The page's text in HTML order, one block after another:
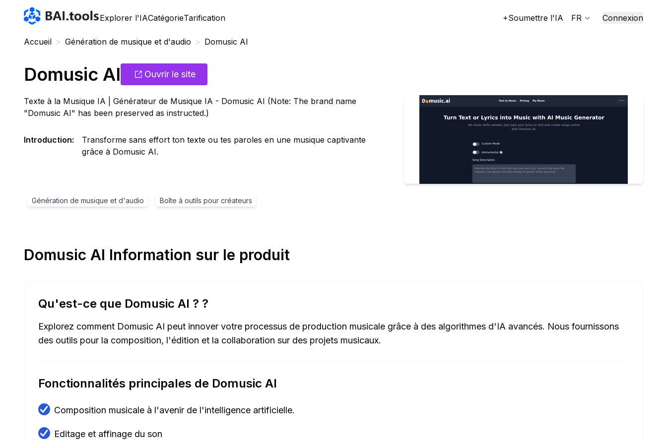
Bai.tools
Explorer l'IACatégorieTarification +Soumettre l'IA FR Connexion
Accueil > Génération de musique et d'audio > Domusic AI
Domusic AI Ouvrir le site
Texte à la Musique IA | Générateur de Musique IA - Domusic AI (Note: The brand name
"Domusic AI" has been preserved as instructed.)
Introduction:
Transforme sans effort ton texte ou tes paroles en une musique captivante
grâce à Domusic AI.
Génération de musique et d'audio Boîte à outils pour créateurs
Domusic AI Information sur le produit
Qu'est-ce que Domusic AI ? ?
Explorez comment Domusic AI peut innover votre processus de production musicale grâce à des algorithmes d'IA avancés. Nous fournissons
des outils pour la composition, l'édition et la collaboration sur des projets musicaux.
Fonctionnalités principales de Domusic AI
Composition musicale à l'avenir de l'intelligence artificielle.
Editage et affinage du son